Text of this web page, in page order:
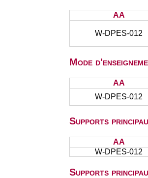
AA
W-DPES-012
Mode
AA
W-DPES-012
Supports
AA
W-DPES-012
Supports